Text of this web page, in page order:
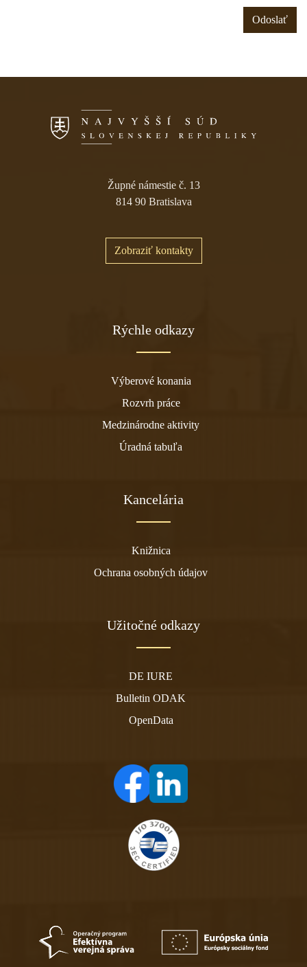
Odoslať
Župné námestie č. 13
814 90 Bratislava
Zobraziť kontakty
Rýchle odkazy
Výberové konania
Rozvrh práce
Medzinárodne aktivity
Úradná tabuľa
Kancelária
Knižnica
Ochrana osobných údajov
Užitočné odkazy
DE IURE
Bulletin ODAK
OpenData
(otvára sa v novom tabe)
(otvára sa v novom tabe)